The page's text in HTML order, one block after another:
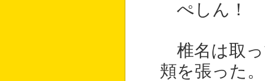
ぺしん！
椎名は取っ
頬を張った。